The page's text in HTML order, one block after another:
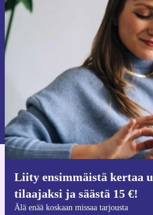
Liity ensimmäistä kertaa
tilaajaksi ja säästä 15 €!
Älä enää koskaan missaa tarjousta
Liity ensimmäistä
tilaajaksi ja
Älä missaa enää
Pyydä
Lisätietoja henkilötietojen käytöstä löydät
iOS:lle ja